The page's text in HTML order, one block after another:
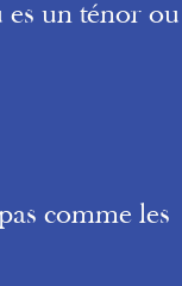
es un ténor ou
comme les